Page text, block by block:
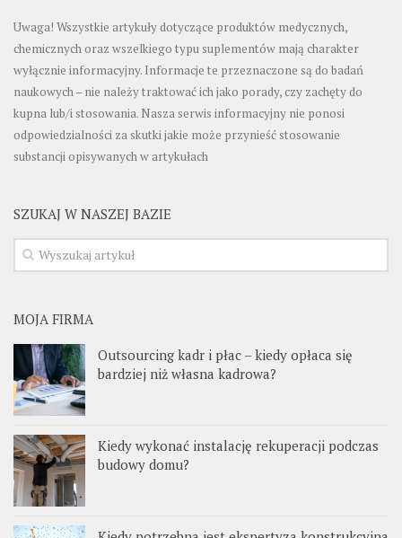
Uwaga! Wszystkie artykuły dotyczące produktów medycznych,
chemicznych oraz wszelkiego typu suplementów mają charakter
wyłącznie informacyjny. Informacje te przeznaczone są do badań
naukowych – nie należy traktować ich jako porady, czy zachęty do
kupna lub/i stosowania. Nasza serwis informacyjny nie ponosi
odpowiedzialności za skutki jakie może przynieść stosowanie
substancji opisywanych w artykułach
SZUKAJ W NASZEJ BAZIE
MOJA FIRMA
Outsourcing kadr i płac – kiedy opłaca się
bardziej niż własna kadrowa?
Kiedy wykonać instalację rekuperacji podczas
budowy domu?